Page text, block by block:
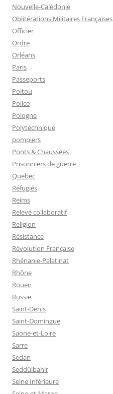
Nouvelle-Calédonie
Oblitérations Militaires Françaises
Officier
Ordre
Orléans
Paris
Passeports
Poitou
Police
Pologne
Polytechnique
pompiers
Ponts & Chaussées
Prisonniers de guerre
Quebec
Réfugiés
Reims
Relevé collaboratif
Religion
Résistance
Révolution Française
Rhénanie-Palatinat
Rhône
Rouen
Russie
Saint-Denis
Saint-Domingue
Saone-et-Loire
Sarre
Sedan
Seddülbahir
Seine Inférieure